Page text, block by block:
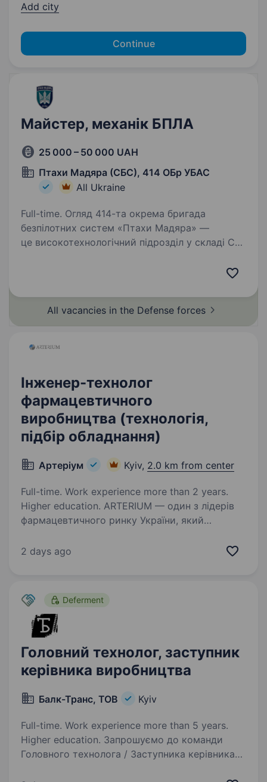
Add city
Continue
Майстер, механік БПЛА
25 000 – 50 000 UAH
Птахи Мадяра (СБС), 414 ОБр УБАС
All Ukraine
Full-time. Огляд 414-та окрема бригада
безпілотних систем «Птахи Мадяра» —
це високотехнологічний підрозділ у складі Сил
що спеціалізується на застосуванні ударних,
All vacancies in the Defense forces
Інженер-технолог
фармацевтичного
виробництва (технологія,
підбір обладнання)
Артеріум Kyiv, 2.0 km from center
Full-time. Work experience more than 2 years.
Higher education. ARTERIUM — один з лідерів
фармацевтичного ринку України, який
сучасних, ефективних та безпечних лікарських
2 days ago
Deferment
Головний технолог, заступник
керівника виробництва
Балк-Транс, ТОВ Kyiv
Full-time. Work experience more than 5 years.
Higher education. Запрошуємо до команди
Головного технолога / Заступника керівника